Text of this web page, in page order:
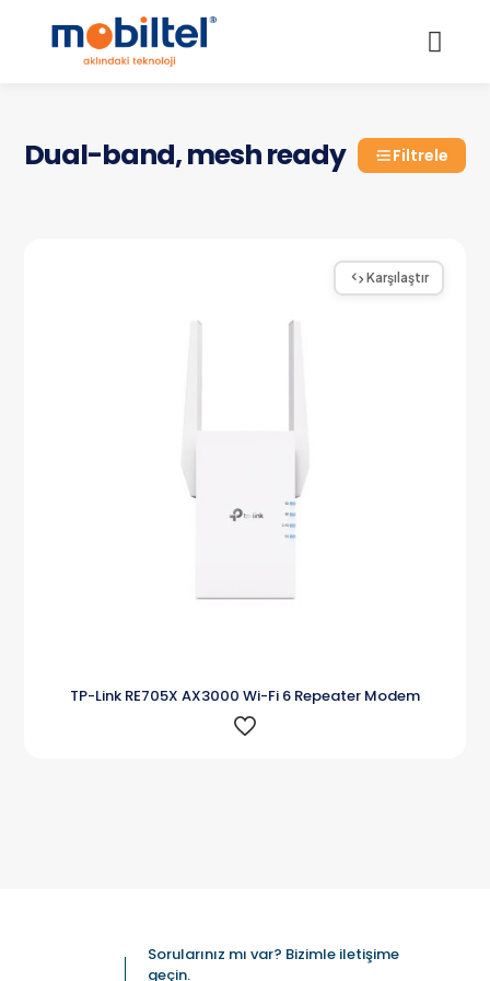
Dual-band, mesh ready Filtrele
Karşılaştır
TP-Link RE705X AX3000 Wi-Fi 6 Repeater Modem
Sorularınız mı var? Bizimle iletişime
geçin.